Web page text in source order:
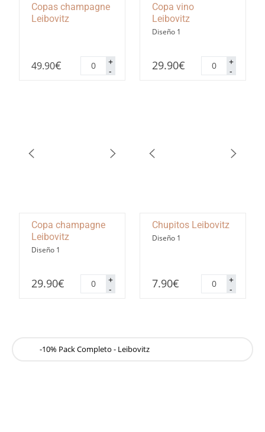
Copas champagne
Leibovitz
49.90€ -
Copas
champagne
Leibovitz
+
Copa vino
Leibovitz
Diseño 1
29.90€ -
Copa
vino
Leibovitz
+
Copa champagne
Leibovitz
Diseño 1
29.90€ -
Copa
champagne
Leibovitz
+
Chupitos Leibovitz
Diseño 1
7.90€ -
Chupitos
Leibovitz
cantidad
+
-10% Pack Completo - Leibovitz